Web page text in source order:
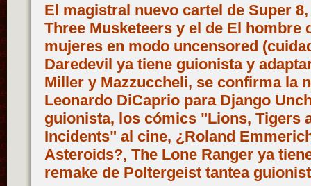
El magistral nuevo cartel de Super
Three Musketeers y el de El hombre
mujeres en modo uncensored
Daredevil ya tiene guionista y
Miller y Mazzuccheli, se confirma la
Leonardo DiCaprio para Django
guionista, los cómics "Lions, Tigers
Incidents" al cine, ¿Roland
Asteroids?, The Lone Ranger ya
remake de Poltergeist tantea